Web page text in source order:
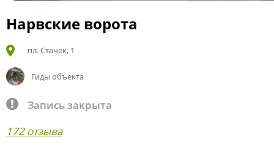
Нарвские ворота
пл. Стачек, 1
Гиды объекта
Запись закрыта
172 отзыва